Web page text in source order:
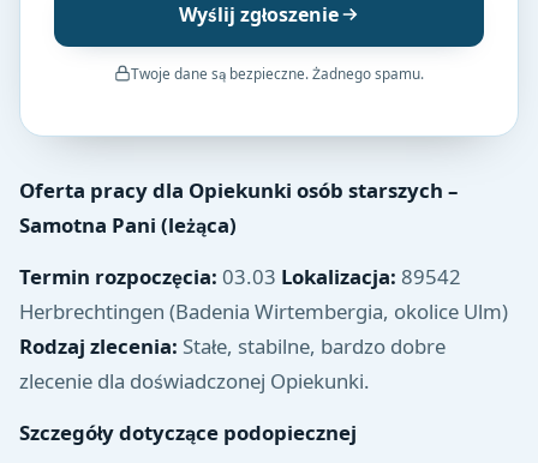
Wyślij zgłoszenie
Twoje dane są bezpieczne. Żadnego spamu.
Oferta pracy dla Opiekunki osób starszych –
Samotna Pani (leżąca)
Termin rozpoczęcia: 03.03 Lokalizacja: 89542
Herbrechtingen (Badenia Wirtembergia, okolice Ulm)
Rodzaj zlecenia: Stałe, stabilne, bardzo dobre
zlecenie dla doświadczonej Opiekunki.
Szczegóły dotyczące podopiecznej